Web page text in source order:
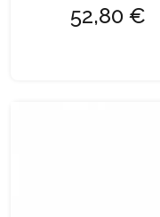
52,80 €